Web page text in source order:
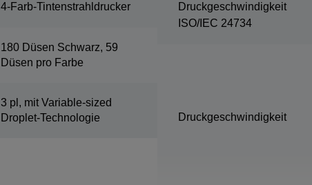
4-Farb-Tintenstrahldrucker
180 Düsen Schwarz, 59
Düsen pro Farbe
3 pl, mit Variable-sized
Droplet-Technologie
Druckgeschwindigkeit
ISO/IEC 24734
Druckgeschwindigkeit